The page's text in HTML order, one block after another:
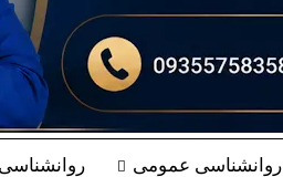
روانشناسی عمومی روانشناسی